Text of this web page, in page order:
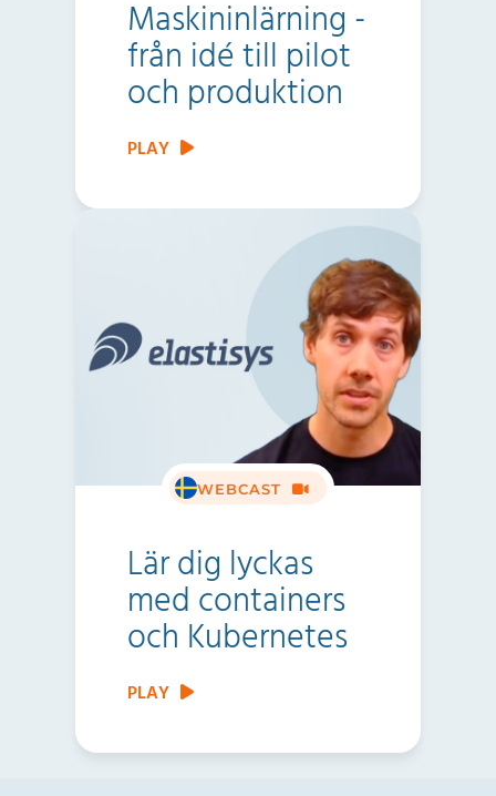
Maskininlärning -
från idé till pilot
och produktion
PLAY
WEBCAST
Lär dig lyckas
med containers
och Kubernetes
PLAY